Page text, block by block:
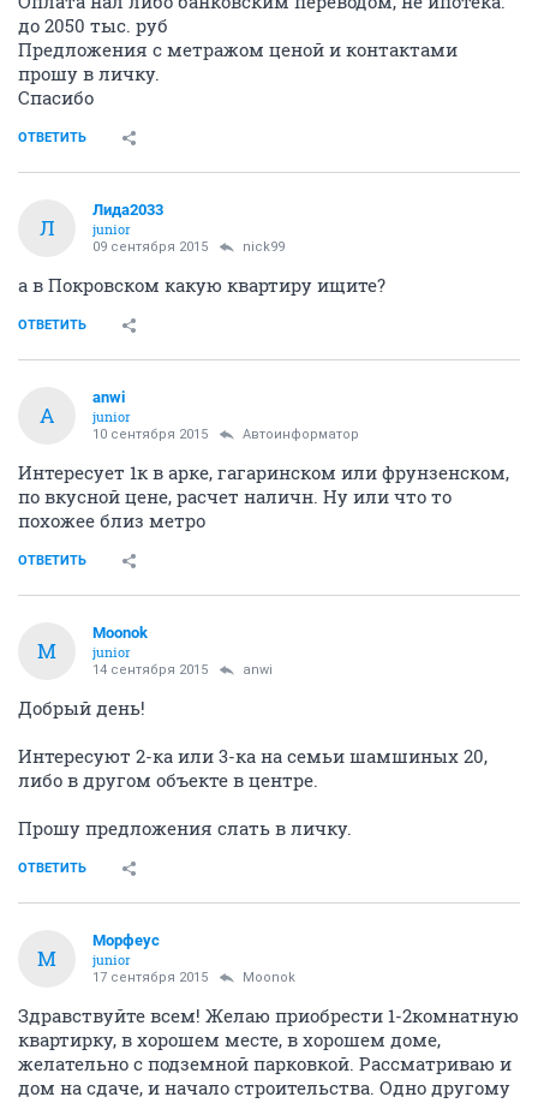
до 2050 тыс. руб
Предложения с метражом ценой и контактами
прошу в личку.
Спасибо
ОТВЕТИТЬ
Л
Лида2033
junior
09 сентября 2015 nick99
а в Покровском какую квартиру ищите?
ОТВЕТИТЬ
A
anwi
junior
10 сентября 2015 Автоинформатор
Интересует 1к в арке, гагаринском или фрунзенском,
по вкусной цене, расчет наличн. Ну или что то
похожее близ метро
ОТВЕТИТЬ
M
Moonok
junior
14 сентября 2015 anwi
Добрый день!
Интересуют 2-ка или 3-ка на семьи шамшиных 20,
либо в другом объекте в центре.
Прошу предложения слать в личку.
ОТВЕТИТЬ
М
Морфеус
junior
17 сентября 2015 Moonok
Здравствуйте всем! Желаю приобрести 1-2комнатную
квартирку, в хорошем месте, в хорошем доме,
желательно с подземной парковкой. Рассматриваю и
дом на сдаче, и начало строительства. Одно другому